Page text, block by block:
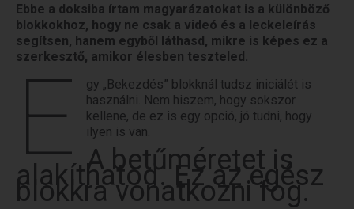
Ebbe a doksiba írtam magyarázatokat is a különböző
blokkokhoz, hogy ne csak a videó és a leckeleírás
segítsen, hanem egyből láthasd, mikre is képes ez a
szerkesztő, amikor élesben teszteled.
E
gy „Bekezdés” blokknál tudsz iniciálét is
használni. Nem hiszem, hogy sokszor
kellene, de ez is egy opció, jó tudni, hogy
ilyen is van.
A betűméretet is
alakíthatod. Ez az egész
blokkra vonatkozni fog.